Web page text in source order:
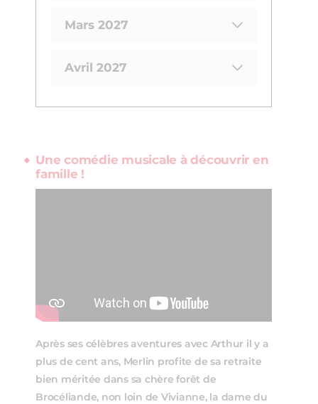
Mars 2027
Avril 2027
Une comédie musicale à découvrir en
famille !
Après ses célèbres aventures avec Arthur il y a
plus de cent ans, Merlin profite de sa retraite
bien méritée dans sa chère forêt de
Brocéliande, non loin de Vivianne, la dame du